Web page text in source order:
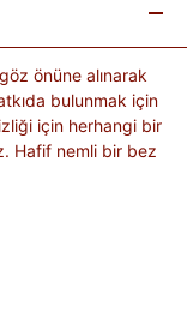
önüne alınarak
bulunmak için
için herhangi bir
Hafif nemli bir bez